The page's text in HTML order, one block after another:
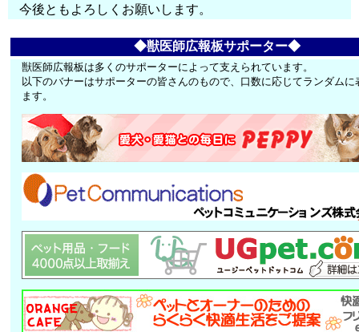
今後ともよろしくお願いします。
◆獣医師広報板サポーター◆
獣医師広報板は多くのサポーターによって支えられています。
以下のバナーはサポーターの皆さんのもので、口数に応じてランダムに
ます。